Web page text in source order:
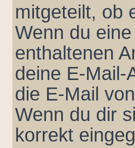
mitgeteilt, ob
Wenn du
enthaltenen
deine E-Mail-
die E-Mail
Wenn du dir
korrekt